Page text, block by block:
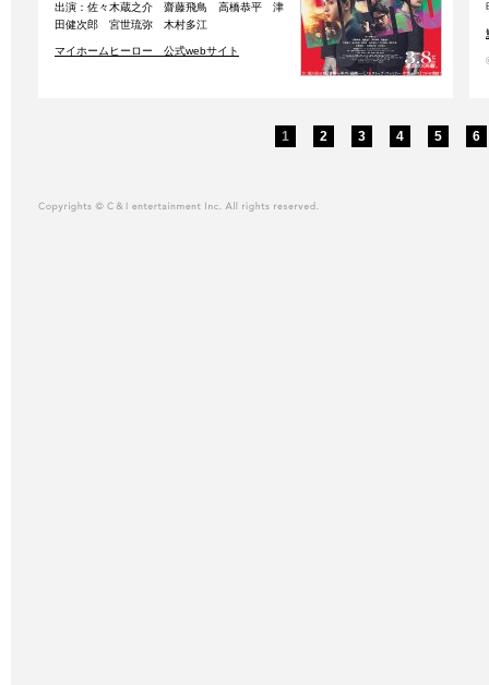
出演：佐々木蔵之介 齋藤飛鳥 高橋恭平 津
田健次郎 宮世琉弥 木村多江
マイホームヒーロー 公式webサイト
1 2 3 4 5 6